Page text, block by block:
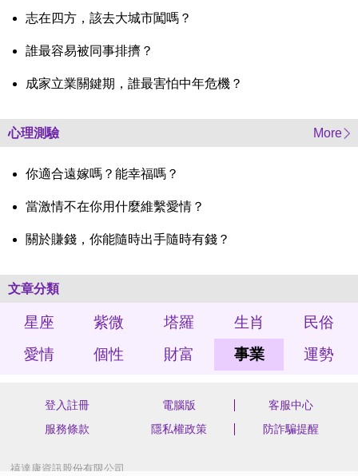
志在四方，該去大城市闖嗎？
誰最容易被同事排擠？
成家立業關鍵期，誰最害怕中年危機？
心理測驗 More
你適合遠嫁嗎？能幸福嗎？
當激情不在你用什麼維繫愛情？
關於賺錢，你能隨時出手隨時有錢？
文章分類
星座 紫微 塔羅 生肖
民俗
愛情
個性 財富 事業 運勢
登入註冊 電腦版
客服中心
服務條款
隱私權政策 防詐騙提醒
禧達康資訊股份有限公司